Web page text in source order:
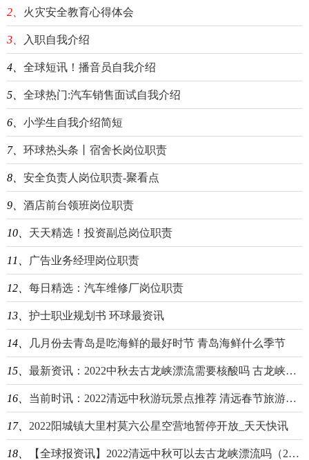
2、 火灾安全教育心得体会
3、 入职自我介绍
4、 全球短讯！播音员自我介绍
5、 全球热门:汽车销售面试自我介绍
6、 小学生自我介绍简短
7、 环球热头条丨宿舍长岗位职责
8、 安全负责人岗位职责-聚看点
9、 酒店前台领班岗位职责
10、 天天精选！投资副总岗位职责
11、 广告业务经理岗位职责
12、 每日精选：汽车维修厂岗位职责
13、 护士职业规划书 环球最资讯
14、 几月份去青岛是吃海鲜的最好时节 青岛海鲜什么季节
15、 最新资讯：2022中秋去古龙峡漂流需要核酸吗 古龙峡漂流到几月份结束
16、 当前时讯：2022清远中秋游玩景点推荐 清远春节旅游景点
17、 2022阳城镇大里村莫六公星空营地暂停开放_天天快讯
18、 【全球报资讯】2022清远中秋可以去古龙峡漂流吗（2022清远中秋可以去古龙峡漂流吗现在）